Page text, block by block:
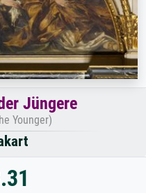
Jüngere
Younger)